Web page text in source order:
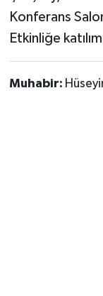
Konferans
Etkinliğe
Muhabir: